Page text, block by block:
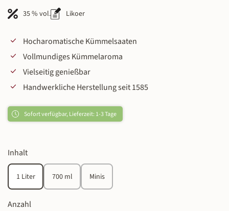
35 % vol. Likoer
Hocharomatische Kümmelsaaten
Vollmundiges Kümmelaroma
Vielseitig genießbar
Handwerkliche Herstellung seit 1585
Sofort verfügbar, Lieferzeit: 1-3 Tage
Inhaltauswählen
1 Liter 700 ml Minis
Anzahl